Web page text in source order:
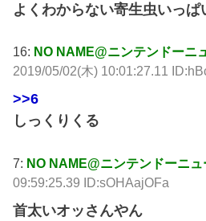
よくわからない寄生虫いっぱ
16: NO NAME@ニンテンドーニ
2019/05/02(木) 10:01:27.11
>>6
しっくりくる
7: NO NAME@ニンテンドーニュ
09:59:25.39 ID:sOHAajOFa
首太いオッさんやん